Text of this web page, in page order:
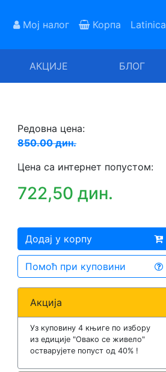
Мој налог Корпа Latinica
АКЦИЈЕ БЛОГ
Редовна цена:
850.00 дин.
Цена са интернет попустом:
722,50 дин.
Додај у корпу
Помоћ при куповини
Акција
Уз куповину 4 књиге по избору
из едиције "Овако се живело"
остварујете попуст од 40% !